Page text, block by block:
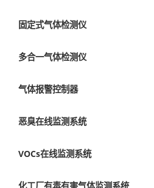
固定式气体检测仪
多合一气体检测仪
气体报警控制器
恶臭在线监测系统
VOCs在线监测系统